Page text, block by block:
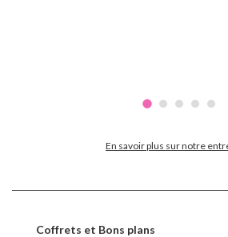
En savoir plus sur notre
Coffrets et Bons plans